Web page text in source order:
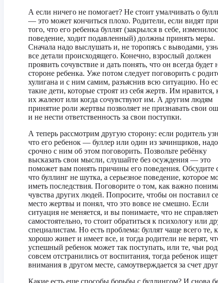
А если ничего не помогает? Не стоит умалчивать о
— это может кончиться плохо. Родители, если видят
того, что его ребенка буллят (закрылся в себе,
поведение, ходит подавленный) должны принять меры.
Сначала надо выслушать и, не торопясь с выводами,
все детали происходящего. Конечно, взрослый должен
проявить сочувствие и дать понять, что он всегда будет
стороне ребенка. Уже потом следует поговорить с
хулигана и с ним самим, разъяснив всю ситуацию. Но
такие дети, которые строят из себя жертв. Им нравится,
их жалеют или когда сочувствуют им. А другим людям
принятие роли жертвы позволяет не признавать свои
и не нести ответственность за свои поступки.
А теперь рассмотрим другую сторону: если родитель
что его ребенок — буллер или один из зачинщиков, надо
срочно с ним об этом поговорить. Позвольте ребёнку
высказать свои мысли, слушайте без осуждения — это
поможет вам понять причины его поведения. Обсудите
что буллинг не шутка, а серьезное поведение, которое
иметь последствия. Поговорите о том, как важно
чувства других людей. Попросите, чтобы он поставил
место жертвы и понял, что это вовсе не смешно. Если
ситуация не меняется, и вы понимаете, что не
самостоятельно, то стоит обратиться к психологу или
специалистам. Но есть проблема: буллят чаще всего те,
хорошо живет и имеет все, и тогда родители не верят,
успешный ребенок может так поступать, или те, чьи
совсем отстранились от воспитания, тогда ребенок ищет
внимания в другом месте, самоутверждается за счет
Какие есть еще способы борьбы с буллингом? И снова